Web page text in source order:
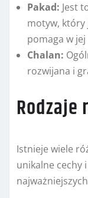
Pakad: Jest
motyw, który
pomaga w
Chalan:
rozwijana i
Rodzaje
Istnieje wiele
unikalne cechy